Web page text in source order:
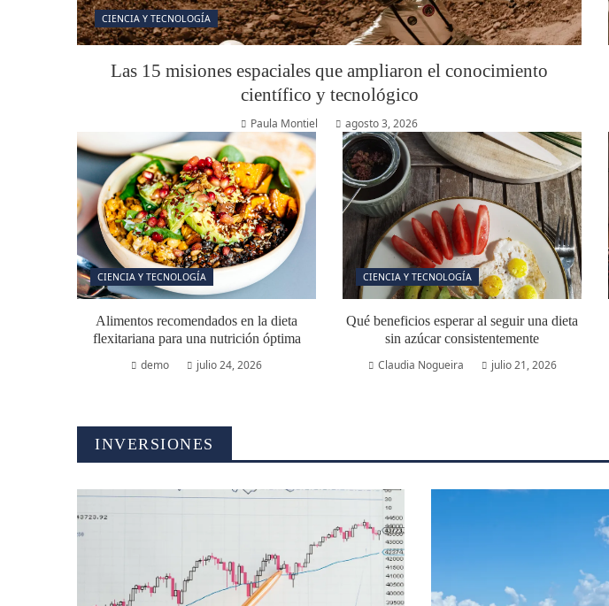
CIENCIA Y TECNOLOGÍA
Las 15 misiones espaciales que ampliaron el conocimiento
científico y tecnológico
Paula Montiel agosto 3, 2026
CIENCIA Y TECNOLOGÍA
Alimentos recomendados en la dieta
flexitariana para una nutrición óptima
demo
julio 24, 2026
CIENCIA Y TECNOLOGÍA
Qué beneficios esperar al seguir una dieta
sin azúcar consistentemente
Claudia Nogueira
julio 21, 2026
INVERSIONES